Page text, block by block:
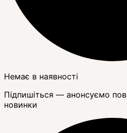
Немає в наявності
Підпишіться — анонсуємо
новинки